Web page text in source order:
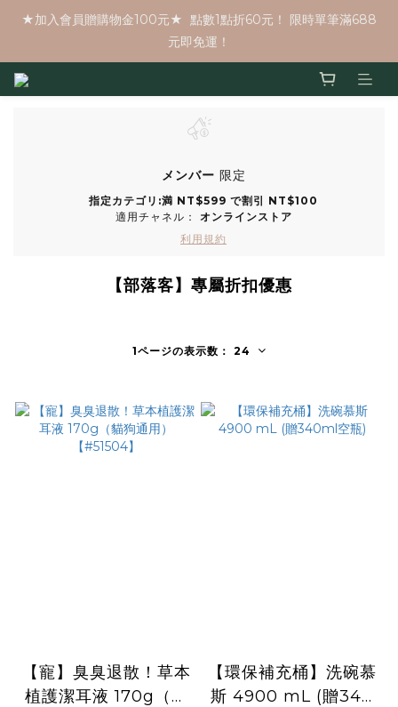
★加入會員贈購物金100元★  點數1點折60元！ 限時單筆滿688
元即免運！
メンバー 限定
指定カテゴリ:満 NT$599 で割引 NT$100
適用チャネル： オンラインストア
利用規約
【部落客】專屬折扣優惠
1ページの表示数： 24
【寵】臭臭退散！草本
植護潔耳液 170g（貓
【環保補充桶】洗碗慕
斯 4900 mL (贈340